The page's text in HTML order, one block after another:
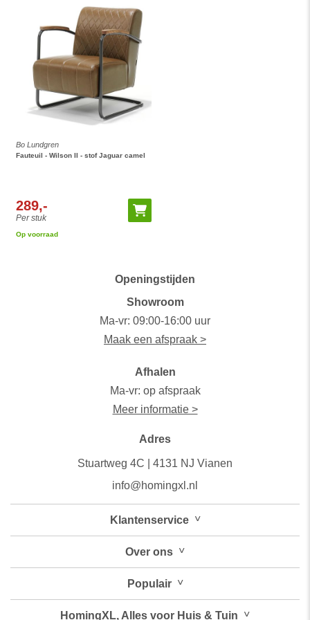
Bo Lundgren
Fauteuil - Wilson II - stof Jaguar camel
289,-
Per stuk
Op voorraad
Openingstijden
Showroom
Ma-vr: 09:00-16:00 uur
Maak een afspraak >
Afhalen
Ma-vr: op afspraak
Meer informatie >
Adres
Stuartweg 4C |
4131 NJ Vianen
info@homingxl.nl
Klantenservice ˅
Over ons ˅
Populair ˅
HomingXL, Alles voor Huis & Tuin ˅